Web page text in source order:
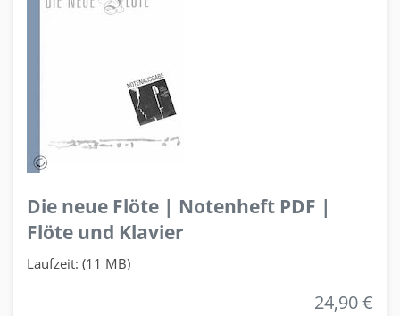
Die neue Flöte | Notenheft PDF |
Flöte und Klavier
Laufzeit: (11 MB)
24,90 €